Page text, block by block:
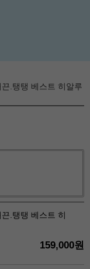
.탱탱 베스트 히알루
.탱탱 베스트 히
159,000원